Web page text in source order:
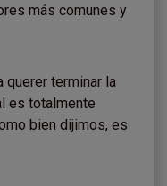
más comunes y
querer terminar la
es totalmente
bien dijimos, es